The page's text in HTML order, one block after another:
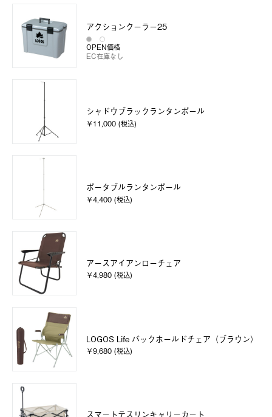
アクションクーラー25
OPEN価格
EC在庫なし
シャドウブラックランタンポール
￥11,000 (税込)
ポータブルランタンポール
￥4,400 (税込)
アースアイアンローチェア
￥4,980 (税込)
LOGOS Life バックホールドチェア（ブラウン）
￥9,680 (税込)
スマートテスリンキャリーカート